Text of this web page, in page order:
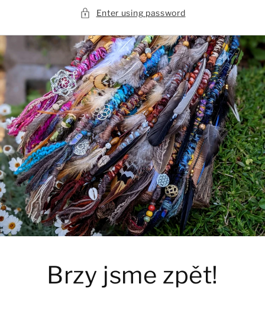
Enter using password
Brzy jsme zpět!